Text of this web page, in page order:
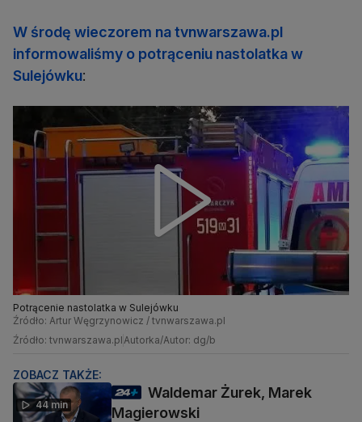
W środę wieczorem na tvnwarszawa.pl
informowaliśmy o potrąceniu nastolatka w
Sulejówku:
Potrącenie nastolatka w Sulejówku
Źródło: Artur Węgrzynowicz / tvnwarszawa.pl
Źródło: tvnwarszawa.pl Autorka/Autor: dg/b
ZOBACZ TAKŻE:
44 min
Waldemar Żurek, Marek
Magierowski